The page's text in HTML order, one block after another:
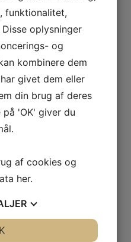
Stiger
bil
Grå
funktionalitet,
oplysninger
og
kombinere dem
givet dem eller
din brug af deres
'OK' giver du
af cookies og
her.